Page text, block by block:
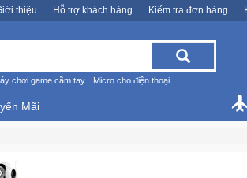
thiệu Hỗ trợ khách hàng Kiểm tra đơn hàng
chơi game cầm tay Micro cho điện thoại
Mãi